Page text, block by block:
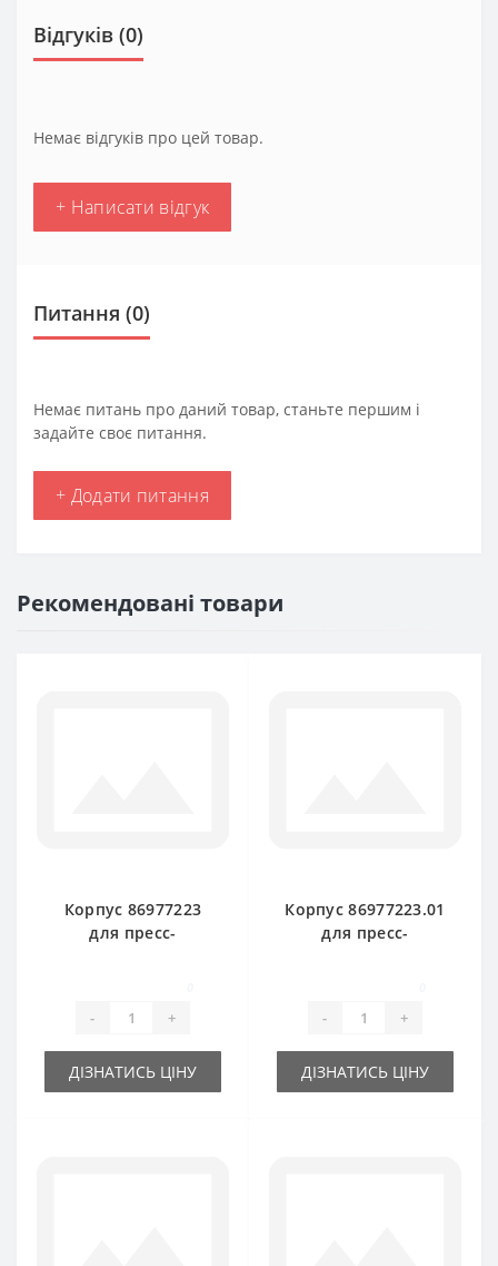
Відгуків (0)
Немає відгуків про цей товар.
+ Написати відгук
Питання (0)
Немає питань про даний товар, станьте першим і
задайте своє питання.
+ Додати питання
Рекомендовані товари
Корпус 86977223
для пресс-
- +
ДІЗНАТИСЬ ЦІНУ
Корпус 86977223.01
для пресс-
- +
ДІЗНАТИСЬ ЦІНУ